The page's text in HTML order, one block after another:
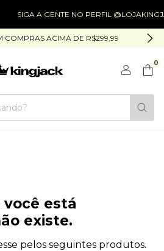
A GENTE NO PERFIL @LOJAKINGJACK
COMPRAS ACIMA DE R$299,99
0
está
existe.
pelos seguintes produtos.